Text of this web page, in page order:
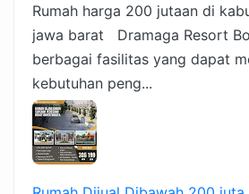
Rumah harga 200 jutaan di
jawa barat Dramaga Resort
berbagai fasilitas yang dapat
kebutuhan peng...